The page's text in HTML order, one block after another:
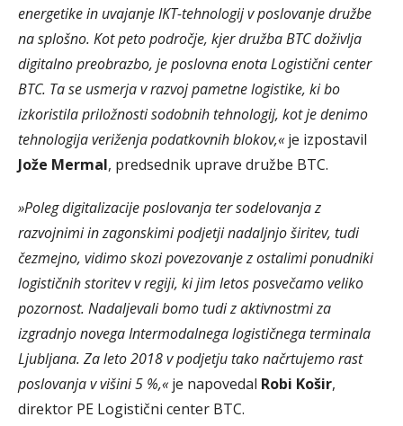
energetike in uvajanje IKT-tehnologij v poslovanje družbe
na splošno. Kot peto področje, kjer družba BTC doživlja
digitalno preobrazbo, je poslovna enota Logistični center
BTC. Ta se usmerja v razvoj pametne logistike, ki bo
izkoristila priložnosti sodobnih tehnologij, kot je denimo
tehnologija veriženja podatkovnih blokov,« je izpostavil
Jože Mermal, predsednik uprave družbe BTC.
»Poleg digitalizacije poslovanja ter sodelovanja z
razvojnimi in zagonskimi podjetji nadaljnjo širitev, tudi
čezmejno, vidimo skozi povezovanje z ostalimi ponudniki
logističnih storitev v regiji, ki jim letos posvečamo veliko
pozornost. Nadaljevali bomo tudi z aktivnostmi za
izgradnjo novega Intermodalnega logističnega terminala
Ljubljana. Za leto 2018 v podjetju tako načrtujemo rast
poslovanja v višini 5 %,« je napovedal Robi Košir,
direktor PE Logistični center BTC.